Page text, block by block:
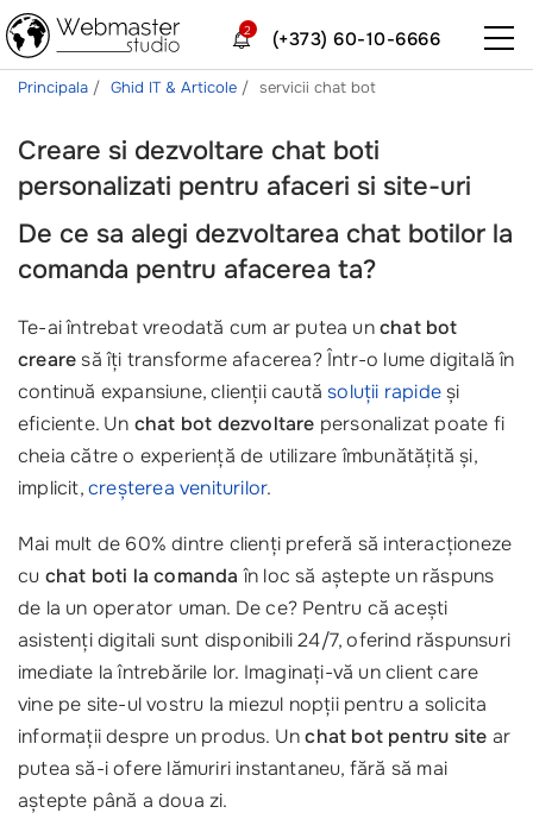
(+373) 60-10-6666
2
Principala Ghid IT & Articole servicii chat bot
Creare si dezvoltare chat boti
personalizati pentru afaceri si site-uri
De ce sa alegi dezvoltarea chat botilor la
comanda pentru afacerea ta?
Te-ai întrebat vreodată cum ar putea unchat bot
crearesă îți transforme afacerea? Într-o lume digitală în
continuă expansiune, clienții cautăsoluții rapideși
eficiente. Un chat bot dezvoltare personalizat poate fi
cheia către o experiență de utilizare îmbunătățită și,
implicit,creșterea veniturilor.
Mai mult de 60% dintre clienți preferă să interacționeze
cu chat boti la comanda în loc să aștepte un răspuns
de la un operator uman. De ce? Pentru că acești
asistenți digitali sunt disponibili 24/7, oferind răspunsuri
imediate la întrebările lor. Imaginați-vă un client care
vine pe site-ul vostru la miezul nopții pentru a solicita
informații despre un produs. Unchat bot pentru site ar
putea să-i ofere lămuriri instantaneu, fără să mai
aștepte până a doua zi.